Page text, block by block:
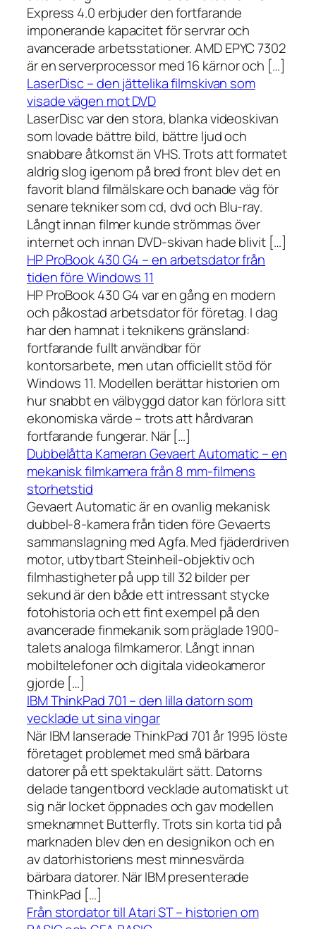
Express 4.0 erbjuder den fortfarande
imponerande kapacitet för servrar och
avancerade arbetsstationer. AMD EPYC 7302
är en serverprocessor med 16 kärnor och […]
LaserDisc – den jättelika filmskivan som
visade vägen mot DVD
LaserDisc var den stora, blanka videoskivan
som lovade bättre bild, bättre ljud och
snabbare åtkomst än VHS. Trots att formatet
aldrig slog igenom på bred front blev det en
favorit bland filmälskare och banade väg för
senare tekniker som cd, dvd och Blu-ray.
Långt innan filmer kunde strömmas över
internet och innan DVD-skivan hade blivit […]
HP ProBook 430 G4 – en arbetsdator från
tiden före Windows 11
HP ProBook 430 G4 var en gång en modern
och påkostad arbetsdator för företag. I dag
har den hamnat i teknikens gränsland:
fortfarande fullt användbar för
kontorsarbete, men utan officiellt stöd för
Windows 11. Modellen berättar historien om
hur snabbt en välbyggd dator kan förlora sitt
ekonomiska värde – trots att hårdvaran
fortfarande fungerar. När […]
Dubbelåtta Kameran Gevaert Automatic – en
mekanisk filmkamera från 8 mm-filmens
storhetstid
Gevaert Automatic är en ovanlig mekanisk
dubbel-8-kamera från tiden före Gevaerts
sammanslagning med Agfa. Med fjäderdriven
motor, utbytbart Steinheil-objektiv och
filmhastigheter på upp till 32 bilder per
sekund är den både ett intressant stycke
fotohistoria och ett fint exempel på den
avancerade finmekanik som präglade 1900-
talets analoga filmkameror. Långt innan
mobiltelefoner och digitala videokameror
gjorde […]
IBM ThinkPad 701 – den lilla datorn som
vecklade ut sina vingar
När IBM lanserade ThinkPad 701 år 1995 löste
företaget problemet med små bärbara
datorer på ett spektakulärt sätt. Datorns
delade tangentbord vecklade automatiskt ut
sig när locket öppnades och gav modellen
smeknamnet Butterfly. Trots sin korta tid på
marknaden blev den en designikon och en
av datorhistoriens mest minnesvärda
bärbara datorer. När IBM presenterade
ThinkPad […]
Från stordator till Atari ST – historien om